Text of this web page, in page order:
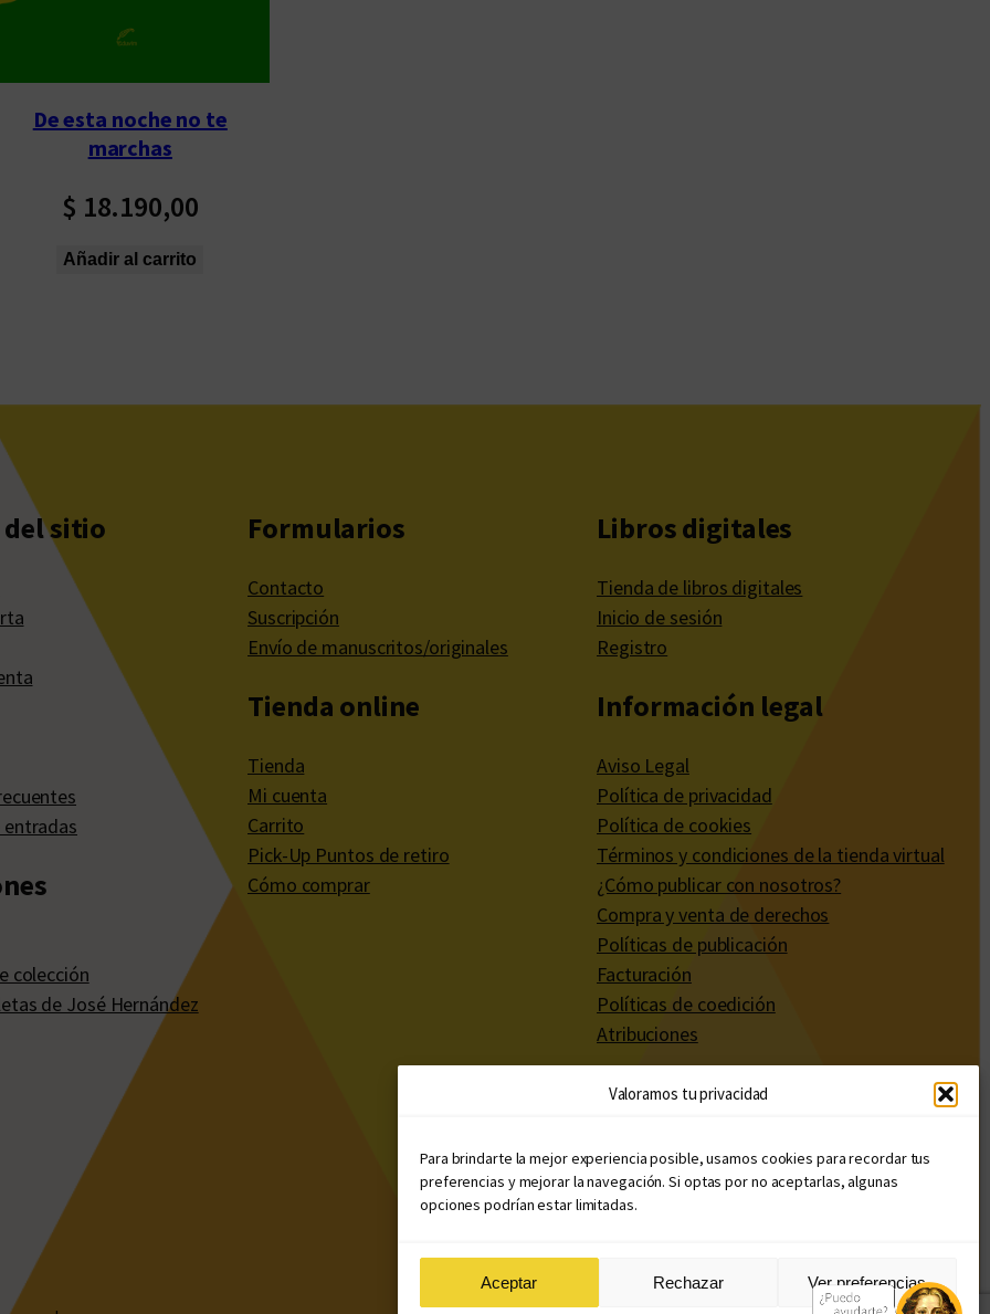
Valoramos tu privacidad
Para brindarte la mejor experiencia posible, usamos cookies para recordar tus
preferencias y mejorar la navegación. Si optas por no aceptarlas, algunas
opciones podrían estar limitadas.
Aceptar Rechazar Ver preferencias
De esta noche no te
marchas
$ 18.190,00
Añadir al carrito
del sitio
entradas
colección
de José Hernández
Formularios
Contacto
Suscripción
Envío de manuscritos/originales
Tienda online
Tienda
Mi cuenta
Carrito
Pick-Up Puntos de retiro
Cómo comprar
Libros digitales
Tienda de libros digitales
Inicio de sesión
Registro
Información legal
Aviso Legal
Política de privacidad
Política de cookies
Términos y condiciones de la tienda virtual
¿Cómo publicar con nosotros?
Compra y venta de derechos
Políticas de publicación
Facturación
Políticas de coedición
Atribuciones